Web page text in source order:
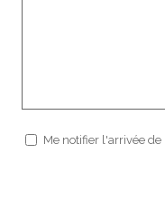
Me notifier l'arrivée